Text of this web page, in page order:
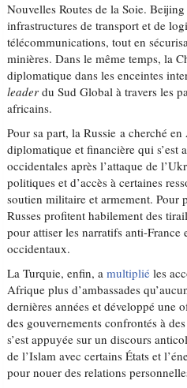
Nouvelles Routes de la Soie.
infrastructures de transport et de
télécommunications, tout en
minières. Dans le même temps, la
diplomatique dans les enceintes
leader du Sud Global à travers les
africains.
Pour sa part, la Russie a cherché
diplomatique et financière qui s’est
occidentales après l’attaque de
politiques et d’accès à certaines
soutien militaire et armement. Pour
Russes profitent habilement des
pour attiser les narratifs anti-France
occidentaux.
La Turquie, enfin, amultiplié les
Afrique plus d’ambassades
dernières années et développé une
des gouvernements confrontés à
s’est appuyée sur un discours
de l’Islam avec certains États et
pour nouer des relations